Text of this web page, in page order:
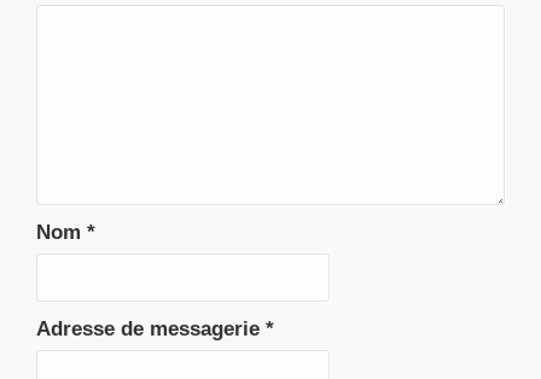
Nom *
Adresse de messagerie *